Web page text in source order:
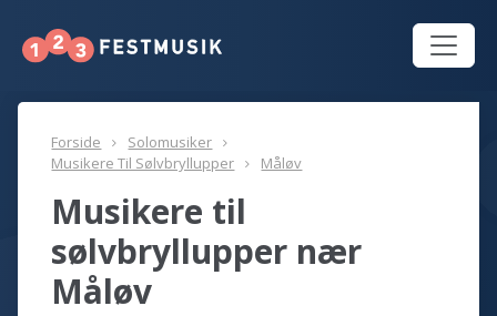
Forside
Solomusiker
Musikere Til Sølvbryllupper
Måløv
Musikere til
sølvbryllupper nær
Måløv